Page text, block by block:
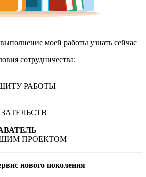
выполнение моей работы узнать сейчас
сотрудничества:
РАБОТЫ
ПРОЕКТОМ
нового поколения